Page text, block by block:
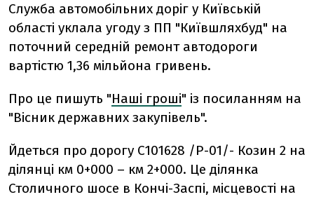
Служба автомобільних доріг у Київській
області уклала угоду з ПП "Київшляхбуд" на
поточний середній ремонт автодороги
вартістю 1,36 мільйона гривень.
Про це пишуть "Наші гроші" із посиланням на
"Вісник державних закупівель".
Йдеться про дорогу С101628 /Р-01/- Козин 2 на
ділянці км 0+000 – км 2+000. Це ділянка
Столичного шосе в Кончі-Заспі, місцевості на